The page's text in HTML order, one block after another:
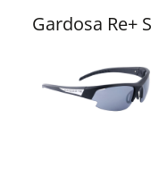
Gardosa Re+ S